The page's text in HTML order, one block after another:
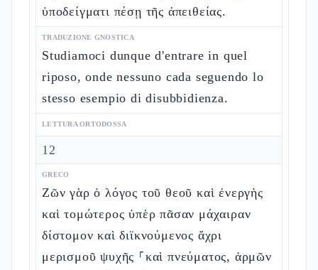
ὑποδείγματι πέσῃ τῆς ἀπειθείας.
TRADUZIONE GNOSTICA
Studiamoci dunque d'entrare in quel
riposo, onde nessuno cada seguendo lo
stesso esempio di disubbidienza.
LETTURA ORTODOSSA
12
GRECO
Ζῶν γὰρ ὁ λόγος τοῦ θεοῦ καὶ ἐνεργὴς
καὶ τομώτερος ὑπὲρ πᾶσαν μάχαιραν
δίστομον καὶ διϊκνούμενος ἄχρι
μερισμοῦ ψυχῆς ⸀καὶ πνεύματος, ἁρμῶν